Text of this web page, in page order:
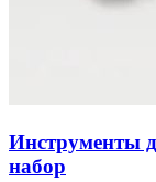
Инструменты
набор